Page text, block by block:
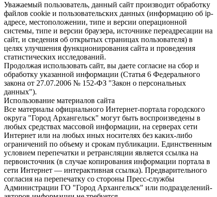
Уважаемый пользователь, данный сайт производит обработку
файлов cookie и пользовательских данных (информацию об ip-
адресе, местоположении, типе и версии операционной
системы, типе и версии браузера, источнике переадресации на
сайт, и сведения об открытых страницах пользователя) в
целях улучшения функционирования сайта и проведения
статистических исследований.
Продолжая использовать сайт, вы даете согласие на сбор и
обработку указанной информации (Статья 6 Федерального
закона от 27.07.2006 № 152-ФЗ "Закон о персональных
данных").
Использование материалов сайта
Все материалы официального Интернет-портала городского
округа "Город Архангельск" могут быть воспроизведены в
любых средствах массовой информации, на серверах сети
Интернет или на любых иных носителях без каких-либо
ограничений по объему и срокам публикации. Единственным
условием перепечатки и ретрансляции является ссылка на
первоисточник (в случае копирования информации портала в
сети Интернет — интерактивная ссылка). Предварительного
согласия на перепечатку со стороны Пресс-службы
Администрации ГО "Город Архангельск" или подразделений-